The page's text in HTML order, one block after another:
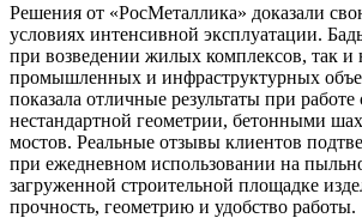
Решения от «РосМеталлика» доказали
условиях интенсивной эксплуатации.
при возведении жилых комплексов, так и
промышленных и инфраструктурных
показала отличные результаты при
нестандартной геометрии, бетонными
мостов. Реальные отзывы клиентов
при ежедневном использовании на
загруженной строительной площадке
прочность, геометрию и удобство работы.